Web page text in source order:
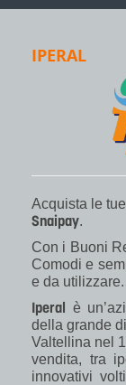
IPERAL
Acquista le tue
Snaipay.
Con i Buoni
Comodi e
e da utilizzare.
Iperal è
della grande
Valtellina nel
vendita, tra
innovativi